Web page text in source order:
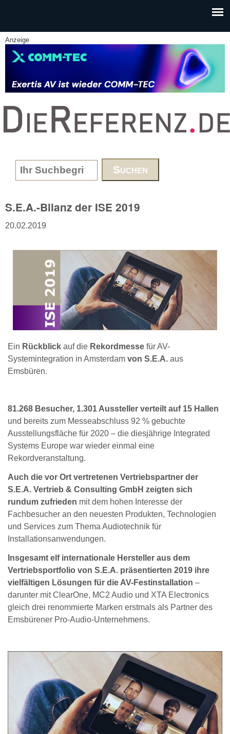
Anzeige
www.DieReferenz.de
Search form
S.E.A.-Bilanz der ISE 2019
20.02.2019
Ein Rückblick auf die Rekordmesse für AV-
Systemintegration in Amsterdam von S.E.A. aus
Emsbüren.
81.268 Besucher, 1.301 Aussteller verteilt auf 15 Hallen
und bereits zum Messeabschluss 92 % gebuchte
Ausstellungsfläche für 2020 – die diesjährige Integrated
Systems Europe war wieder einmal eine
Rekordveranstaltung.
Auch die vor Ort vertretenen Vertriebspartner der
S.E.A. Vertrieb & Consulting GmbH zeigten sich
rundum zufrieden mit dem hohen Interesse der
Fachbesucher an den neuesten Produkten, Technologien
und Services zum Thema Audiotechnik für
Installationsanwendungen.
Insgesamt elf internationale Hersteller aus dem
Vertriebsportfolio von S.E.A. präsentierten 2019 ihre
vielfältigen Lösungen für die AV-Festinstallation –
darunter mit ClearOne, MC2 Audio und XTA Electronics
gleich drei renommierte Marken erstmals als Partner des
Emsbürener Pro-Audio-Unternehmens.